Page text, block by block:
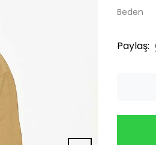
Beden
Paylaş: